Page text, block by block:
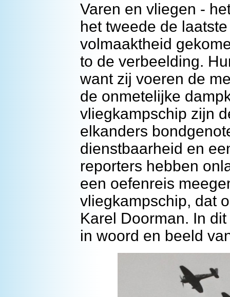
Varen en vliegen -
het tweede de
volmaaktheid
to de verbeelding.
want zij voeren de
de onmetelijke
vliegkampschip zijn
elkanders
dienstbaarheid en
reporters hebben
een oefenreis
vliegkampschip, dat
Karel Doorman. In
in woord en beeld